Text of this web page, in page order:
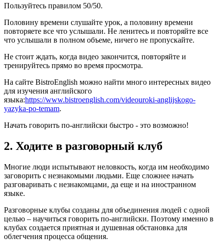
Пользуйтесь правилом 50/50.
Половину времени слушайте урок, а половину времени
повторяете все что услышали. Не ленитесь и повторяйте все
что услышали в полном объеме, ничего не пропускайте.
Не стоит ждать, когда видео закончится, повторяйте и
тренируйтесь прямо во время просмотра.
На сайте BistroEnglish можно найти много интересных видео
для изучения английского
языка:https://www.bistroenglish.com/videouroki-anglijskogo-
yazyka-po-temam.
Начать говорить по-английски быстро - это возможно!
2. Ходите в разговорный клуб
Многие люди испытывают неловкость, когда им необходимо
заговорить с незнакомыми людьми. Еще сложнее начать
разговаривать с незнакомцами, да еще и на иностранном
языке.
Разговорные клубы созданы для объединения людей с одной
целью – научиться говорить по-английски. Поэтому именно в
клубах создается приятная и душевная обстановка для
облегчения процесса общения.